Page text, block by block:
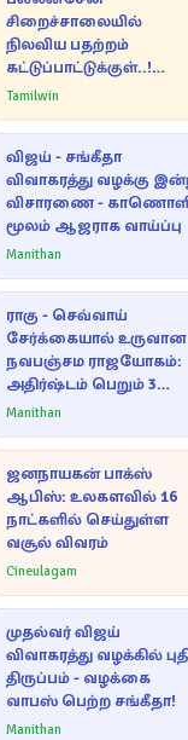
சிறைச்சாலையில்
நிலவிய பதற்றம்
கட்டுப்பாட்டுக்குள்..!
அதிரடியாக களமிறங்கிய
Tamilwin
விஜய் - சங்கீதா
விவாகரத்து வழக்கு
விசாரணை -
மூலம் ஆஜராக வாய்ப்பு
Manithan
ராகு - செவ்வாய்
சேர்க்கையால் உருவான
நவபஞ்சம ராஜயோகம்:
அதிர்ஷ்டம் பெறும் 3
ராசிகள்!
Manithan
ஜனநாயகன் பாக்ஸ்
ஆபிஸ்: உலகளவில் 16
நாட்களில் செய்துள்ள
வசூல் விவரம்
Cineulagam
முதல்வர் விஜய்
விவாகரத்து வழக்கில்
திருப்பம் - வழக்கை
வாபஸ் பெற்ற சங்கீதா!
Manithan